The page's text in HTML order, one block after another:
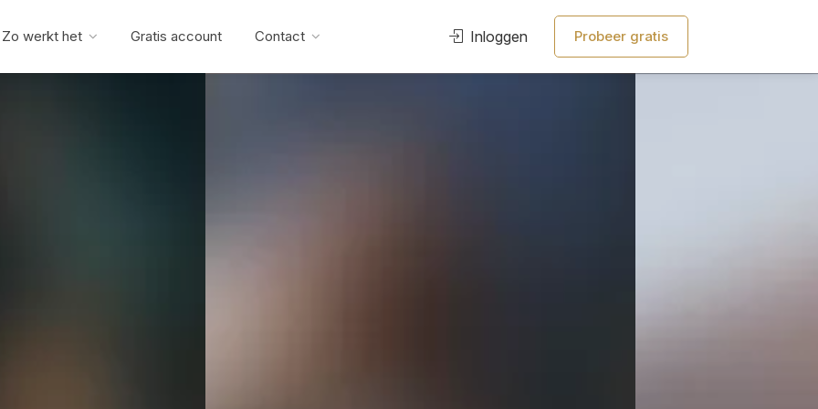
Zo werkt het Gratis account Contact Inloggen Probeer gratis